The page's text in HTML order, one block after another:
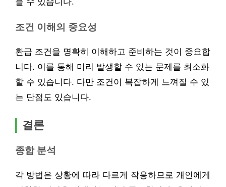
조건 이해의 중요성
환급 조건을 명확히 이해하고 준비하는 것이 중요합
니다. 이를 통해 미리 발생할 수 있는 문제를 최소화
할 수 있습니다. 다만 조건이 복잡하게 느껴질 수 있
는 단점도 있습니다.
결론
종합 분석
각 방법은 상황에 따라 다르게 작용하므로 개인에게